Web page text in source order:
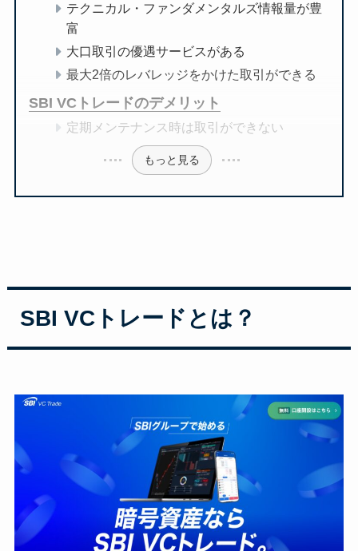
テクニカル・ファンダメンタルズ情報量が豊
富
大口取引の優遇サービスがある
最大2倍のレバレッジをかけた取引ができる
SBI VCトレードのデメリット
定期メンテナンス時は取引ができない
もっと見る
SBI VCトレードとは？